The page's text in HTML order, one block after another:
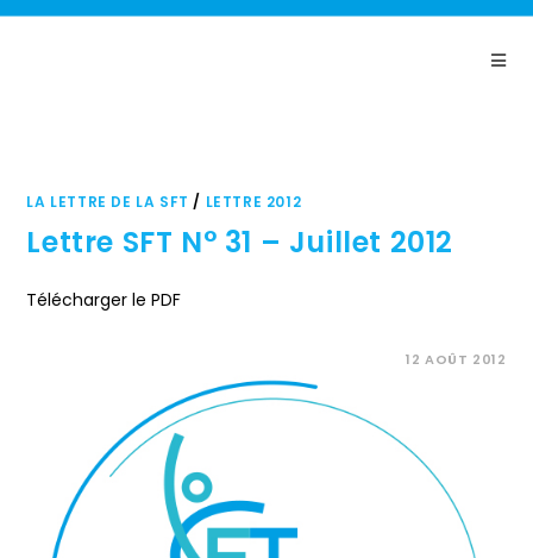
Panneau de gestion des cookies
LA LETTRE DE LA SFT / LETTRE 2012
Lettre SFT N° 31 – Juillet 2012
Télécharger le PDF
12 AOÛT 2012